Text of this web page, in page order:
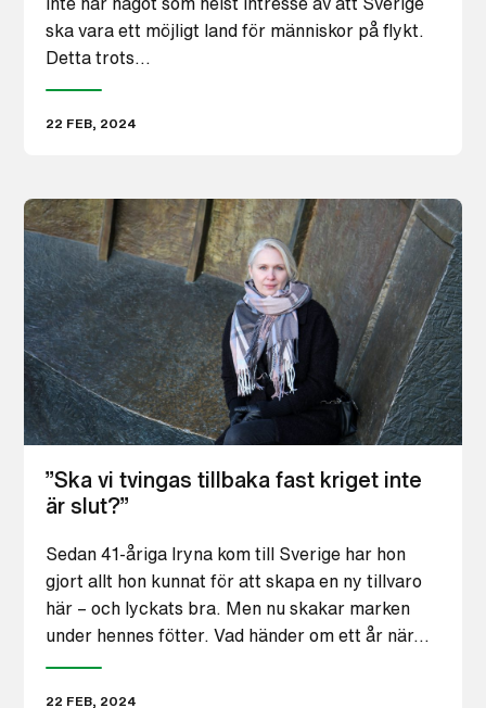
ska vara ett möjligt land för människor på flykt.
Detta trots…
22 FEB, 2024
”Ska vi tvingas tillbaka fast kriget inte
är slut?”
Sedan 41-åriga Iryna kom till Sverige har hon
gjort allt hon kunnat för att skapa en ny tillvaro
här – och lyckats bra. Men nu skakar marken
under hennes fötter. Vad händer om ett år när…
22 FEB, 2024